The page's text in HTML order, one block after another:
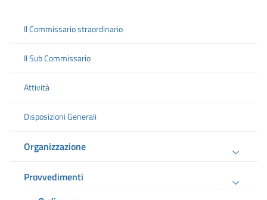
Il Commissario straordinario
Il Sub Commissario
Attività
Disposizioni Generali
Organizzazione
Provvedimenti